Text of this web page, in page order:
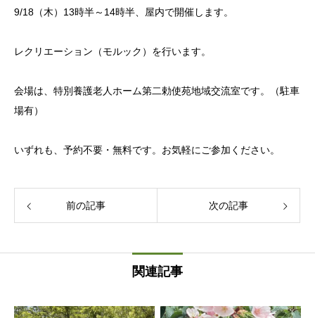
9/18（木）13時半～14時半、屋内で開催します。
レクリエーション（モルック）を行います。
会場は、特別養護老人ホーム第二勅使苑地域交流室です。（駐車
場有）
いずれも、予約不要・無料です。お気軽にご参加ください。
前の記事 次の記事
関連記事